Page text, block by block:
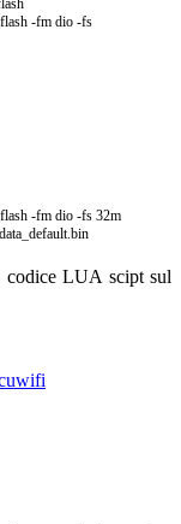
-fm dio -fs
-fm dio -fs 32m
.bin
codice LUA scipt sul
wifi